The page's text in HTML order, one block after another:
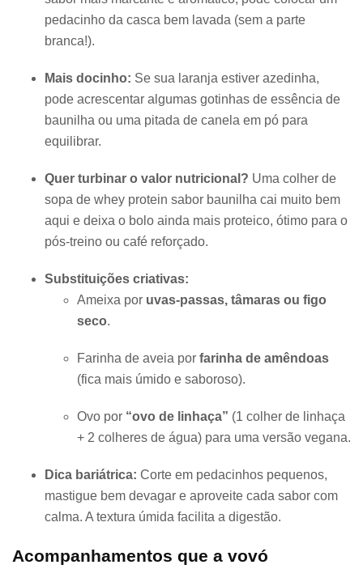
pedacinho da casca bem lavada (sem a parte
branca!).
Mais docinho: Se sua laranja estiver azedinha,
pode acrescentar algumas gotinhas de essência de
baunilha ou uma pitada de canela em pó para
equilibrar.
Quer turbinar o valor nutricional? Uma colher de
sopa de whey protein sabor baunilha cai muito bem
aqui e deixa o bolo ainda mais proteico, ótimo para o
pós-treino ou café reforçado.
Substituições criativas:
Ameixa por uvas-passas, tâmaras ou figo
seco.
Farinha de aveia por farinha de amêndoas
(fica mais úmido e saboroso).
Ovo por “ovo de linhaça” (1 colher de linhaça
+ 2 colheres de água) para uma versão vegana.
Dica bariátrica: Corte em pedacinhos pequenos,
mastigue bem devagar e aproveite cada sabor com
calma. A textura úmida facilita a digestão.
Acompanhamentos que a vovó